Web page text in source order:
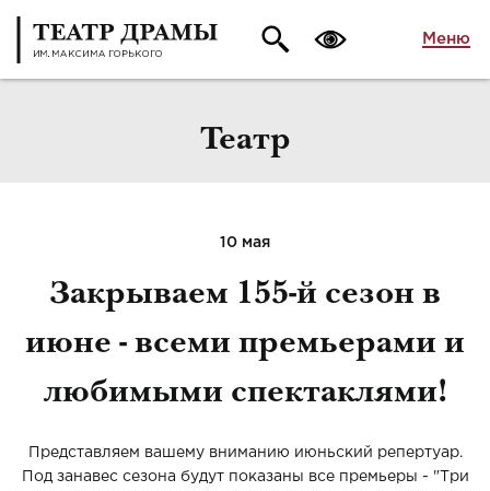
Меню
Театр
10 мая
Закрываем 155-й сезон в
июне - всеми премьерами и
любимыми спектаклями!
Представляем вашему вниманию июньский репертуар.
Под занавес сезона будут показаны все премьеры - "Три